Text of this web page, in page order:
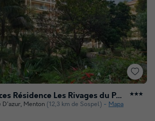
Pierre & Vacances Résidence Les Rivages du Parc ★★★
D'azur, Menton (12,3 km de Sospel)
Mapa